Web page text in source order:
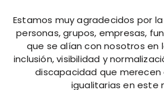
Estamos muy agradecidos por
personas, grupos, empresas,
que se alían con nosotros en
inclusión, visibilidad y
discapacidad que
igualitarias en este